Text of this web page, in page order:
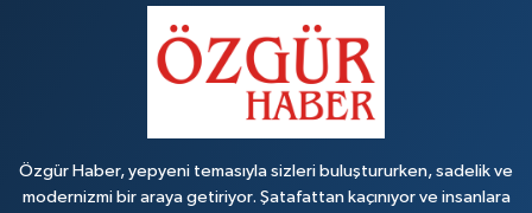
Özgür Haber, yepyeni temasıyla sizleri buluştururken, sadelik ve
modernizmi bir araya getiriyor. Şatafattan kaçınıyor ve insanlara